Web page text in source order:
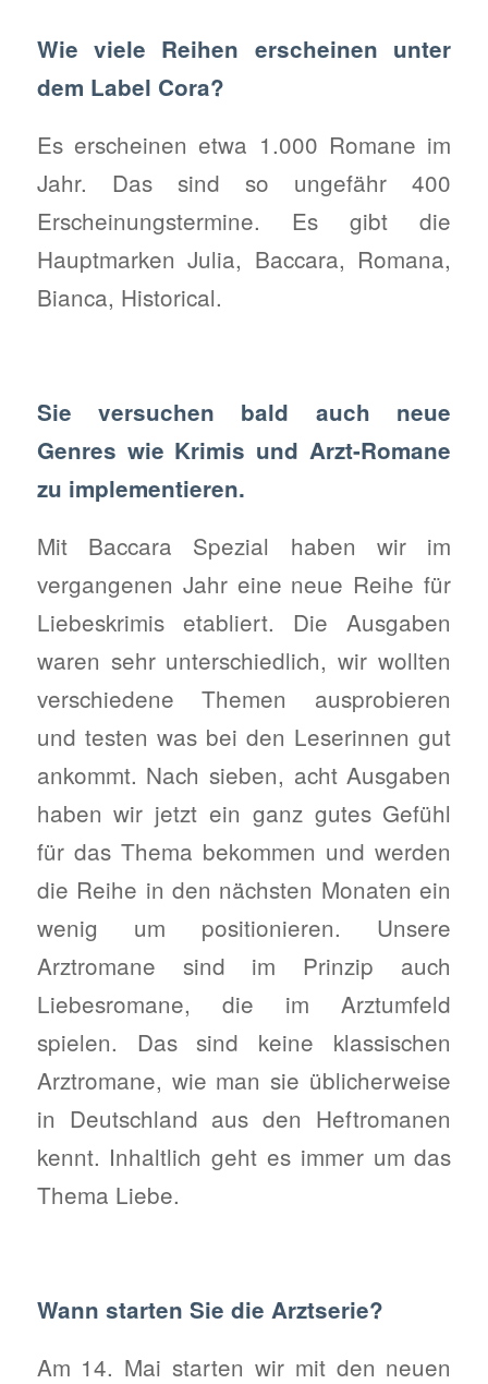
Wie viele Reihen erscheinen unter
dem Label Cora?
Es erscheinen etwa 1.000 Romane im
Jahr. Das sind so ungefähr 400
Erscheinungstermine. Es gibt die
Hauptmarken Julia, Baccara, Romana,
Bianca, Historical.
Sie versuchen bald auch neue
Genres wie Krimis und Arzt-Romane
zu implementieren.
Mit Baccara Spezial haben wir im
vergangenen Jahr eine neue Reihe für
Liebeskrimis etabliert. Die Ausgaben
waren sehr unterschiedlich, wir wollten
verschiedene Themen ausprobieren
und testen was bei den Leserinnen gut
ankommt. Nach sieben, acht Ausgaben
haben wir jetzt ein ganz gutes Gefühl
für das Thema bekommen und werden
die Reihe in den nächsten Monaten ein
wenig um positionieren. Unsere
Arztromane sind im Prinzip auch
Liebesromane, die im Arztumfeld
spielen. Das sind keine klassischen
Arztromane, wie man sie üblicherweise
in Deutschland aus den Heftromanen
kennt. Inhaltlich geht es immer um das
Thema Liebe.
Wann starten Sie die Arztserie?
Am 14. Mai starten wir mit den neuen